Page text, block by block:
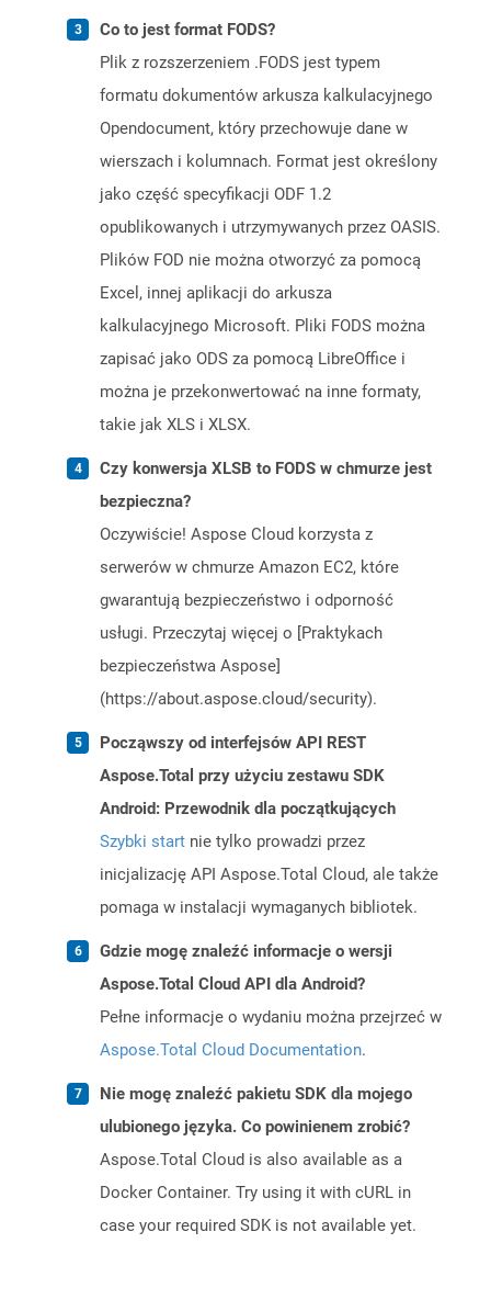
Co to jest format FODS?
Plik z rozszerzeniem .FODS jest typem
formatu dokumentów arkusza kalkulacyjnego
Opendocument, który przechowuje dane w
wierszach i kolumnach. Format jest określony
jako część specyfikacji ODF 1.2
opublikowanych i utrzymywanych przez OASIS.
Plików FOD nie można otworzyć za pomocą
Excel, innej aplikacji do arkusza
kalkulacyjnego Microsoft. Pliki FODS można
zapisać jako ODS za pomocą LibreOffice i
można je przekonwertować na inne formaty,
takie jak XLS i XLSX.
Czy konwersja XLSB to FODS w chmurze jest
bezpieczna?
Oczywiście! Aspose Cloud korzysta z
serwerów w chmurze Amazon EC2, które
gwarantują bezpieczeństwo i odporność
usługi. Przeczytaj więcej o [Praktykach
bezpieczeństwa Aspose]
(https://about.aspose.cloud/security).
Począwszy od interfejsów API REST
Aspose.Total przy użyciu zestawu SDK
Android: Przewodnik dla początkujących
Szybki start nie tylko prowadzi przez
inicjalizację API Aspose.Total Cloud, ale także
pomaga w instalacji wymaganych bibliotek.
Gdzie mogę znaleźć informacje o wersji
Aspose.Total Cloud API dla Android?
Pełne informacje o wydaniu można przejrzeć w
Aspose.Total Cloud Documentation.
Nie mogę znaleźć pakietu SDK dla mojego
ulubionego języka. Co powinienem zrobić?
Aspose.Total Cloud is also available as a
Docker Container. Try using it with cURL in
case your required SDK is not available yet.